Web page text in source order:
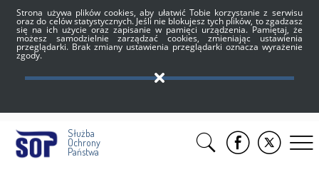
Strona używa plików cookies, aby ułatwić Tobie korzystanie z serwisu
oraz do celów statystycznych. Jeśli nie blokujesz tych plików, to zgadzasz
się na ich użycie oraz zapisanie w pamięci urządzenia. Pamiętaj, że
możesz samodzielnie zarządzać cookies, zmieniając ustawienia
przeglądarki. Brak zmiany ustawienia przeglądarki oznacza wyrażenie
zgody.
Służba
Ochrony
Państwa